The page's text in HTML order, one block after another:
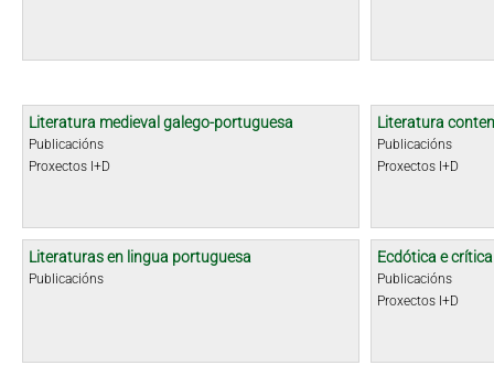
Literatura medieval galego-portuguesa
Publicacións
Proxectos I+D
Literatura
Publicacións
Proxectos I+D
Literaturas en lingua portuguesa
Publicacións
Ecdótica e
Publicacións
Proxectos I+D